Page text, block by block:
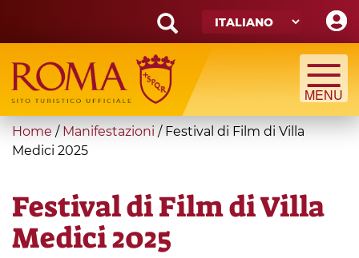
main
content
Search
form
Cerca
You
are
Home / Manifestazioni / Festival di Film di Villa
Medici 2025
Festival di Film di Villa
Medici 2025